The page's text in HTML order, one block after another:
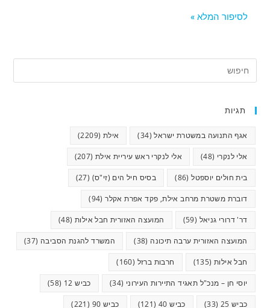
לסיפור המלא »
תגיות
אגף התנועה במשטרת ישראל(34) אילת (2209)
אלי לנקרי (48) אלי לנקרי ראש עיריית אילת (207)
בית חולים יוספטל(86) בסיס חיל הים (זי"ס) (27)
דוברת משטרת מרחב אילת, פקד אפרת אקלר(94)
דר' דרורי גניאל (59) המועצה האזורית חבל אילות (48)
המועצה האזורית ערבה תיכונה (38) המשרד להגנת הסביבה (37)
חבל אילות (135) חרבות ברזל (160)
יוסי חן – מנכ"ל תאגיד התיירות העירוני (34) כביש 12 (58)
כביש 25 (33) כביש 40 (121) כביש 90 (221)